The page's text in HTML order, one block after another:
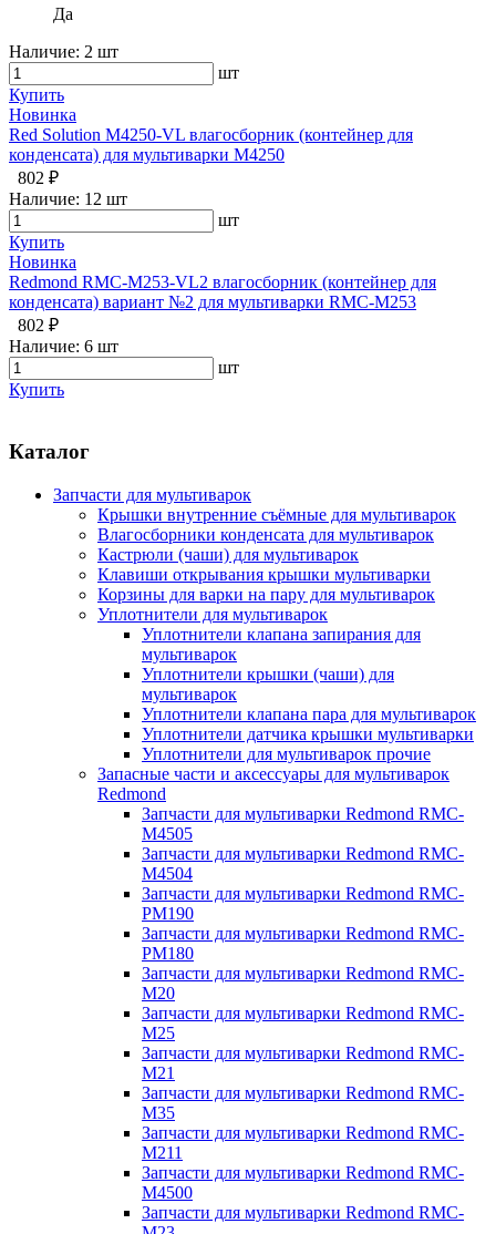
Да
Наличие: 2 шт
шт
Купить
Новинка
Red Solution M4250-VL влагосборник (контейнер для
конденсата) для мультиварки M4250
802 ₽
Наличие: 12 шт
шт
Купить
Новинка
Redmond RMC-M253-VL2 влагосборник (контейнер для
конденсата) вариант №2 для мультиварки RMC-M253
802 ₽
Наличие: 6 шт
шт
Купить
Каталог
Запчасти для мультиварок
Крышки внутренние съёмные для мультиварок
Влагосборники конденсата для мультиварок
Кастрюли (чаши) для мультиварок
Клавиши открывания крышки мультиварки
Корзины для варки на пару для мультиварок
Уплотнители для мультиварок
Уплотнители клапана запирания для
мультиварок
Уплотнители крышки (чаши) для
мультиварок
Уплотнители клапана пара для мультиварок
Уплотнители датчика крышки мультиварки
Уплотнители для мультиварок прочие
Запасные части и аксессуары для мультиварок
Redmond
Запчасти для мультиварки Redmond RMC-
M4505
Запчасти для мультиварки Redmond RMC-
M4504
Запчасти для мультиварки Redmond RMC-
PM190
Запчасти для мультиварки Redmond RMC-
PM180
Запчасти для мультиварки Redmond RMC-
M20
Запчасти для мультиварки Redmond RMC-
M25
Запчасти для мультиварки Redmond RMC-
M21
Запчасти для мультиварки Redmond RMC-
M35
Запчасти для мультиварки Redmond RMC-
M211
Запчасти для мультиварки Redmond RMC-
M4500
Запчасти для мультиварки Redmond RMC-